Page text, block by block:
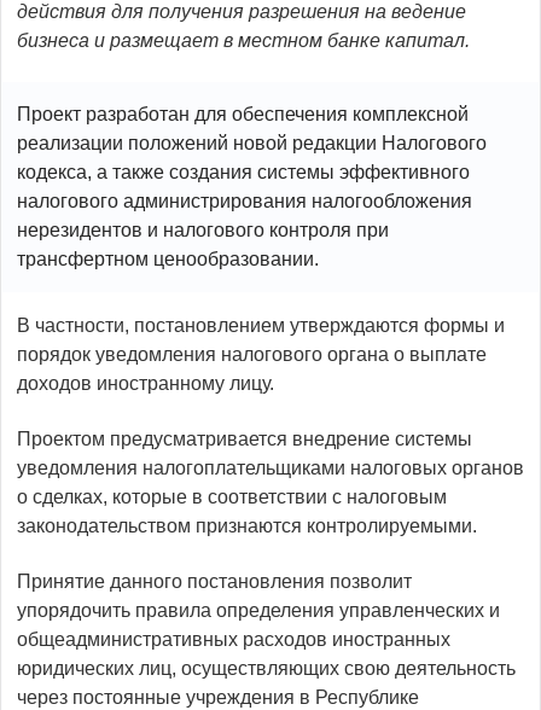
действия для получения разрешения на ведение
бизнеса и размещает в местном банке капитал.
Проект разработан для обеспечения комплексной
реализации положений новой редакции Налогового
кодекса, а также создания системы эффективного
налогового администрирования налогообложения
нерезидентов и налогового контроля при
трансфертном ценообразовании.
В частности, постановлением утверждаются формы и
порядок уведомления налогового органа о выплате
доходов иностранному лицу.
Проектом предусматривается внедрение системы
уведомления налогоплательщиками налоговых органов
о сделках, которые в соответствии с налоговым
законодательством признаются контролируемыми.
Принятие данного постановления позволит
упорядочить правила определения управленческих и
общеадминистративных расходов иностранных
юридических лиц, осуществляющих свою деятельность
через постоянные учреждения в Республике